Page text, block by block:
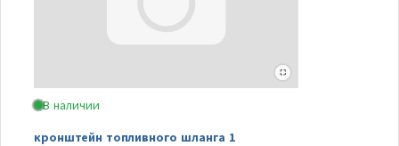
В наличии
кронштейн топливного шланга 1